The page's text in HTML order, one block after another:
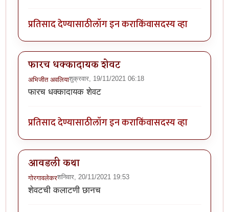
प्रतिसाद देण्यासाठीलॉग इन कराकिंवासदस्य व्हा
फारच धक्कादायक शेवट
अभिजीत अवलियाशुक्रवार, 19/11/2021 06:18
फारच धक्कादायक शेवट
प्रतिसाद देण्यासाठीलॉग इन कराकिंवासदस्य व्हा
आवडली कथा
गोरगावलेकरशनिवार, 20/11/2021 19:53
शेवटची कलाटणी छानच